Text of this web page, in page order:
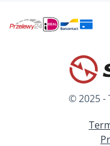
© 2025 -